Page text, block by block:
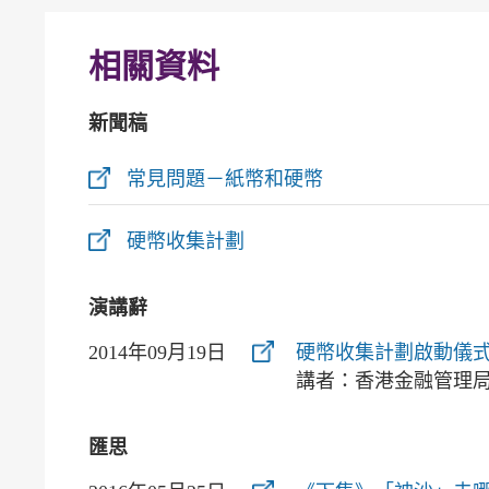
相關資料
新聞稿
常見問題－紙幣和硬幣
硬幣收集計劃
演講辭
2014年09月19日
硬幣收集計劃啟動儀
講者：香港金融管理
匯思